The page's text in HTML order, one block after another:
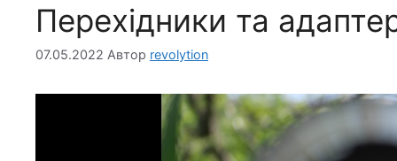
Перехідники та
07.05.2022 Автор revolytion